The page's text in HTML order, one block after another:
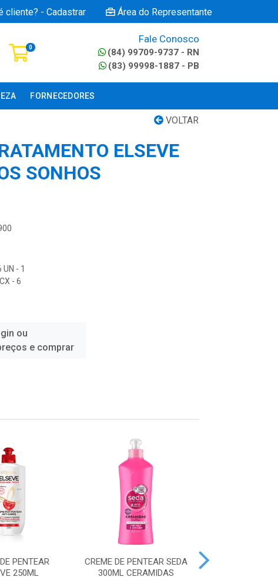
cliente? - Cadastrar Área do Representante
0
Fale Conosco
(84) 99709-9737 - RN
(83) 99998-1887 - PB
FORNECEDORES
VOLTAR
ELSEVE
SONHOS
- 1
- 6
ou
e comprar
PENTEAR
250ML
CREME DE PENTEAR SEDA
300ML CERAMIDAS